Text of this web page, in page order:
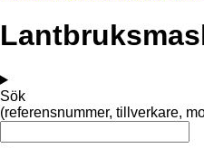
Sök
(referensnummer, tillverkare,